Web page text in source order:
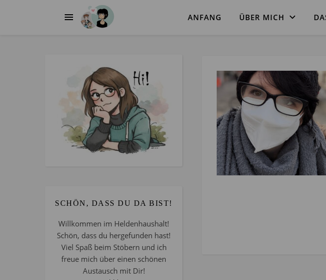
ANFANG ÜBER MICH
SCHÖN, DASS DU DA BIST!
Willkommen im Heldenhaushalt!
Schön, dass du hergefunden hast!
Viel Spaß beim Stöbern und ich
freue mich über einen schönen
Austausch mit Dir!